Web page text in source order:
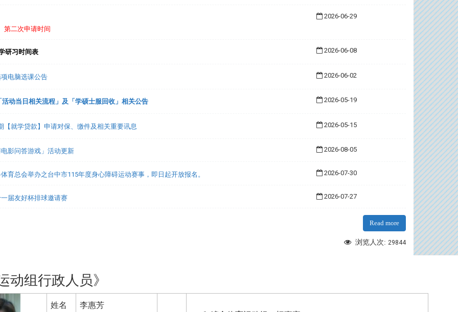
第二次申请时间
2026-06-29
研习时间表 2026-06-08
电脑选课公告 2026-06-02
动当日相关流程」及「学硕士服回收」相关公告 2026-05-19
【就学贷款】申请对保、缴件及相关重要讯息 2026-05-15
影问答游戏」活动更新 2026-08-05
育总会举办之台中市115年度身心障碍运动赛事，即日起开放报名。 2026-07-30
届友好杯排球邀请赛 2026-07-27
Read more
浏览人次: 29844
动组行政人员》
姓名 李惠芳